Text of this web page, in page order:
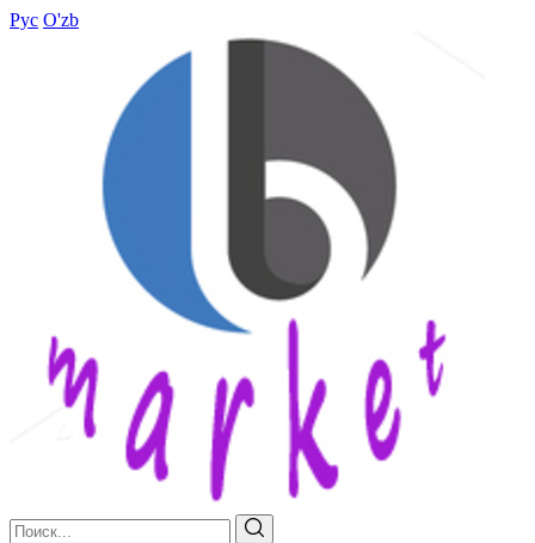
Рус O'zb